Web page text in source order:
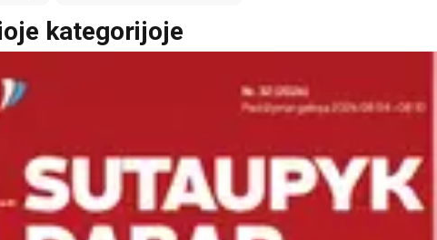
kategorijoje